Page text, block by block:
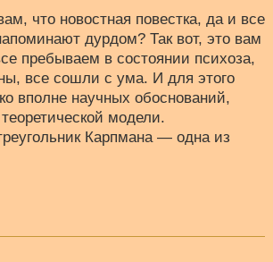
что новостная повестка, да и все
дурдом? Так вот, это вам
пребываем в состоянии психоза,
все сошли с ума. И для этого
вполне научных обоснований,
модели.
Карпмана — одна из